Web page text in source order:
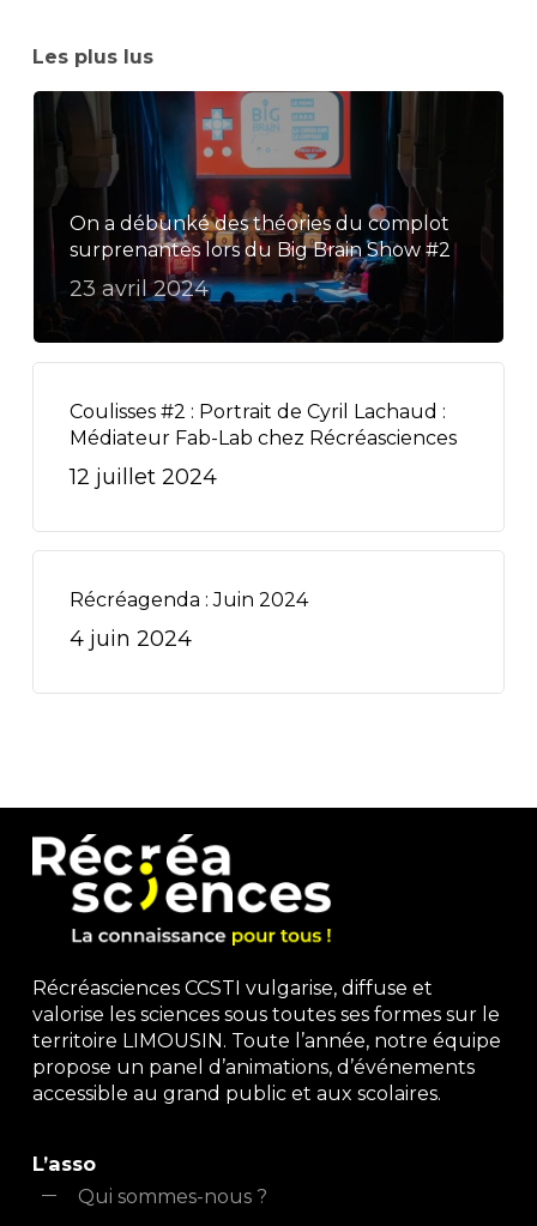
Les plus lus
On a débunké des théories du complot
surprenantes lors du Big Brain Show #2
23 avril 2024
Coulisses #2 : Portrait de Cyril Lachaud :
Médiateur Fab-Lab chez Récréasciences
12 juillet 2024
Récréagenda : Juin 2024
4 juin 2024
Récréasciences CCSTI vulgarise, diffuse et
valorise les sciences sous toutes ses formes sur le
territoire LIMOUSIN. Toute l’année, notre équipe
propose un panel d’animations, d’événements
accessible au grand public et aux scolaires.
L’asso
Qui sommes-nous ?